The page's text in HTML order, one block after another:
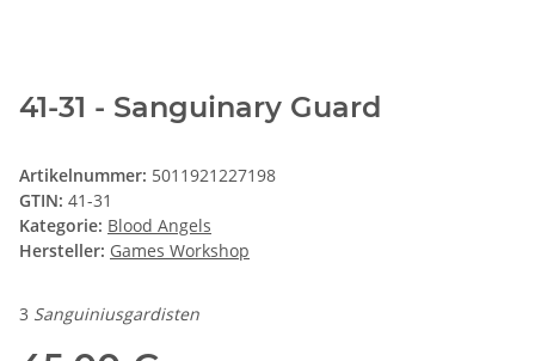
41-31 - Sanguinary Guard
Artikelnummer: 5011921227198
GTIN: 41-31
Kategorie: Blood Angels
Hersteller: Games Workshop
3 Sanguiniusgardisten